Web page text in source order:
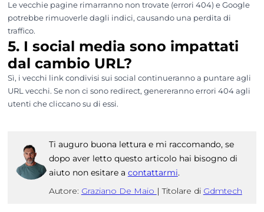
Le vecchie pagine rimarranno non trovate (errori 404) e Google
potrebbe rimuoverle dagli indici, causando una perdita di
traffico.
5. I social media sono impattati
dal cambio URL?
Sì, i vecchi link condivisi sui social continueranno a puntare agli
URL vecchi. Se non ci sono redirect, genereranno errori 404 agli
utenti che cliccano su di essi.
Ti auguro buona lettura e mi raccomando, se
dopo aver letto questo articolo hai bisogno di
aiuto non esitare a contattarmi.
Autore: Graziano De Maio | Titolare di Gdmtech